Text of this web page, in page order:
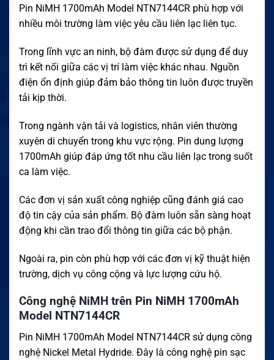
Pin NiMH 1700mAh Model NTN7144CR phù hợp với
nhiều môi trường làm việc yêu cầu liên lạc liên tục.
Trong lĩnh vực an ninh, bộ đàm được sử dụng để duy
trì kết nối giữa các vị trí làm việc khác nhau. Nguồn
điện ổn định giúp đảm bảo thông tin luôn được truyền
tải kịp thời.
Trong ngành vận tải và logistics, nhân viên thường
xuyên di chuyển trong khu vực rộng. Pin dung lượng
1700mAh giúp đáp ứng tốt nhu cầu liên lạc trong suốt
ca làm việc.
Các đơn vị sản xuất công nghiệp cũng đánh giá cao
độ tin cậy của sản phẩm. Bộ đàm luôn sẵn sàng hoạt
động khi cần trao đổi thông tin giữa các bộ phận.
Ngoài ra, pin còn phù hợp với các đơn vị kỹ thuật hiện
trường, dịch vụ công cộng và lực lượng cứu hộ.
Công nghệ NiMH trên Pin NiMH 1700mAh
Model NTN7144CR
Pin NiMH 1700mAh Model NTN7144CR sử dụng công
nghệ Nickel Metal Hydride. Đây là công nghệ pin sạc